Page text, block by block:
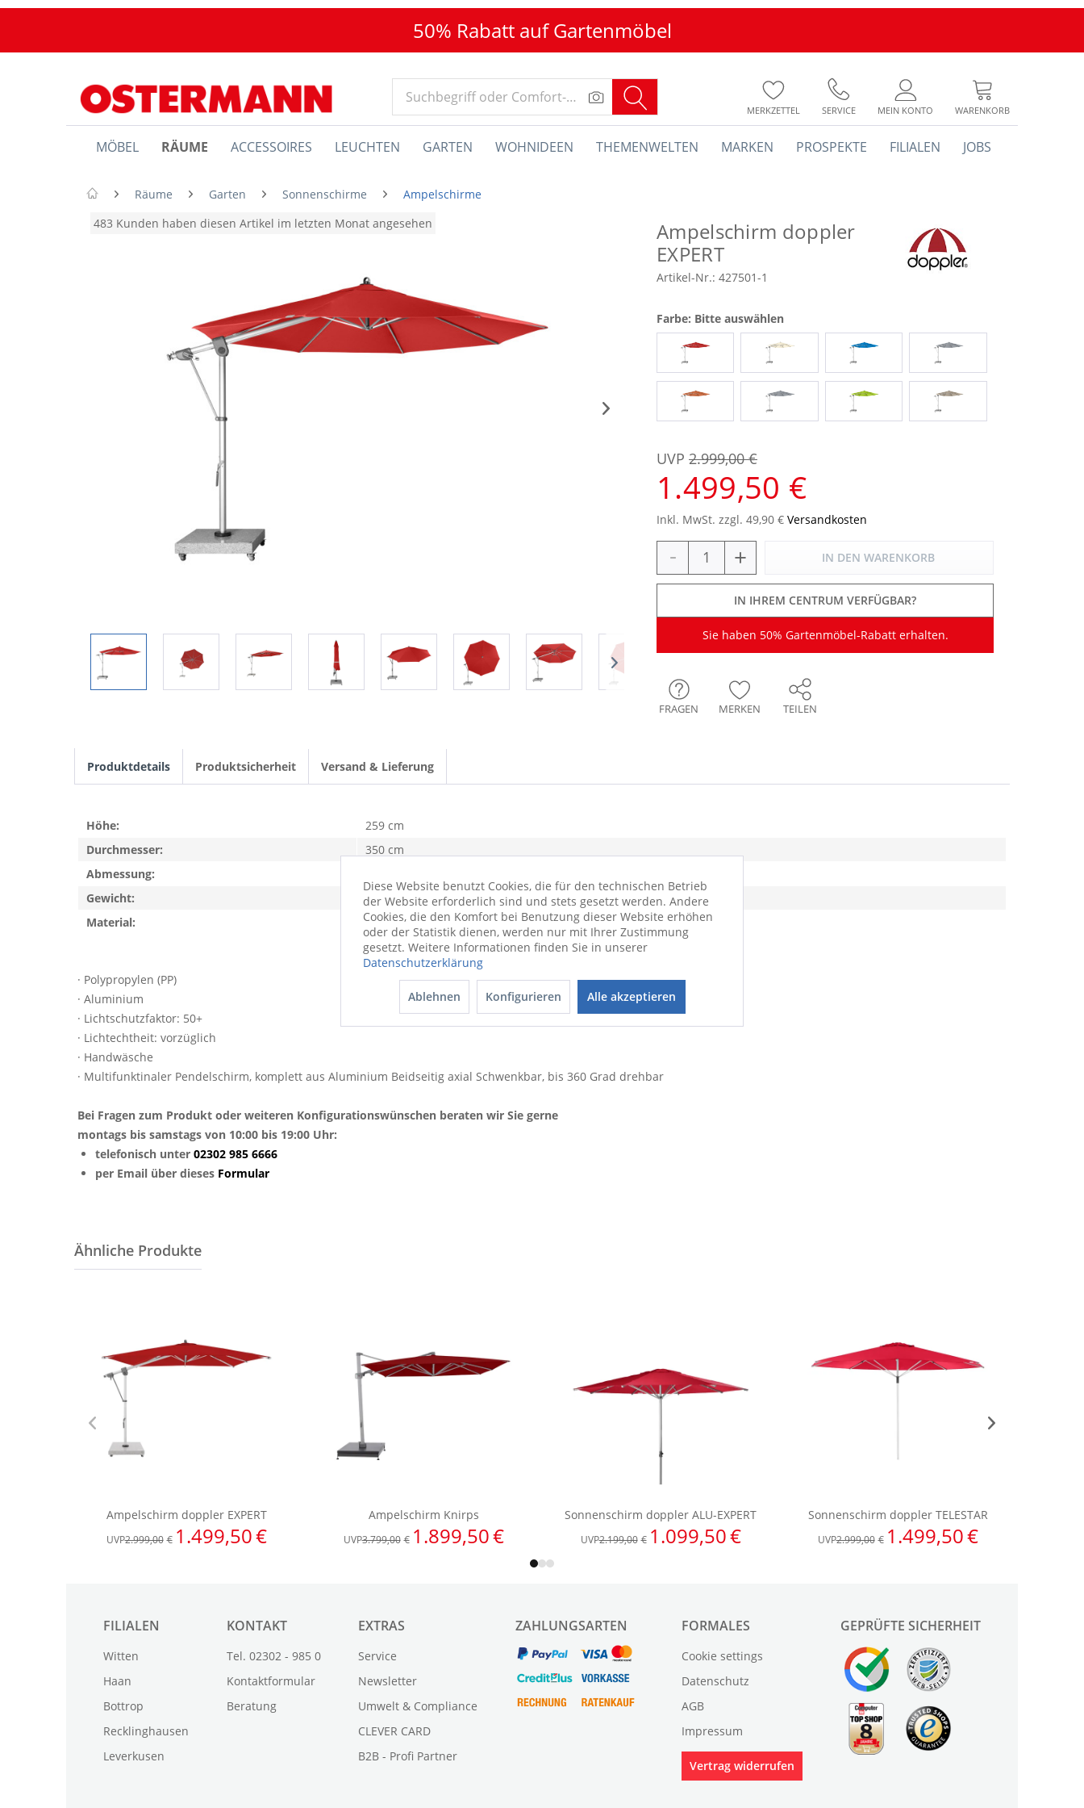
50% Rabatt auf Gartenmöbel
MERKZETTEL SERVICE MEIN KONTO WARENKORB
MÖBEL RÄUME ACCESSOIRES LEUCHTEN GARTEN WOHNIDEEN THEMENWELTEN MARKEN PROSPEKTE FILIALEN JOBS
Räume Garten Sonnenschirme
Ampelschirme
483 Kunden haben diesen Artikel im letzten Monat angesehen
Ampelschirm doppler
EXPERT
Artikel-Nr.: 427501-1
1.499,50 €
UVP 2.999,00 €
Inkl. MwSt. zzgl. 49,90 € Versandkosten
Farbe: Bitte auswählen
- + IN DEN WARENKORB
IN IHREM CENTRUM VERFÜGBAR?
Sie haben 50% Gartenmöbel-Rabatt erhalten.
FRAGEN MERKEN TEILEN
Produktdetails Produktsicherheit Versand & Lieferung
· Polypropylen (PP)
· Aluminium
· Lichtschutzfaktor: 50+
· Lichtechtheit: vorzüglich
· Handwäsche
· Multifunktinaler Pendelschirm, komplett aus Aluminium Beidseitig axial Schwenkbar, bis 360 Grad drehbar
Bei Fragen zum Produkt oder weiteren Konfigurationswünschen beraten wir Sie gerne
montags bis samstags von 10:00 bis 19:00 Uhr:
telefonisch unter 02302 985 6666
per Email über dieses Formular
Höhe:
259 cm
Durchmesser:
350 cm
Abmessung:
Gewicht:
21,32 kg
Material:
Kunststoff
FILIALEN
Witten
Haan
Bottrop
Recklinghausen
Leverkusen
KONTAKT
Tel. 02302 - 985 0
Kontaktformular
Beratung
EXTRAS
Service
Newsletter
Umwelt & Compliance
CLEVER CARD
B2B - Profi Partner
ZAHLUNGSARTEN FORMALES
Cookie settings
Datenschutz
AGB
Impressum
Vertrag widerrufen
GEPRÜFTE SICHERHEIT
Diese Website benutzt Cookies, die für den technischen Betrieb
der Website erforderlich sind und stets gesetzt werden. Andere
Cookies, die den Komfort bei Benutzung dieser Website erhöhen
oder der Statistik dienen, werden nur mit Ihrer Zustimmung
gesetzt. Weitere Informationen finden Sie in unserer
Datenschutzerklärung
Ablehnen Konfigurieren Alle akzeptieren